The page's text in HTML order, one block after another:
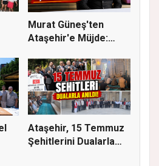
Murat Güneş'ten
Ataşehir'e Müjde:
Ataşehir, 15 Temmuz
Şehitlerini Dualarla